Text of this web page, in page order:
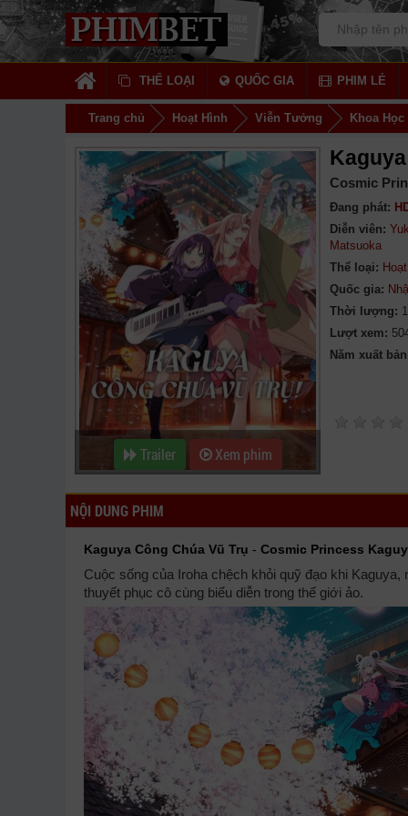
THỂ LOẠI QUỐC GIA PHIM LẺ
Trang chủ Hoạt Hình Viễn Tưởng Khoa Học
Trailer Xem phim
Cosmic
Đang phát:
Diễn viên:
Matsuoka
Thể loại:
Quốc gia:
Thời lượng:
Lượt xem:
Năm xuất
NỘI DUNG PHIM
Kaguya Công Chúa Vũ Trụ - Cosmic Princess
Cuộc sống của Iroha chệch khỏi quỹ đạo khi
thuyết phục cô cùng biểu diễn trong thế giới ảo.